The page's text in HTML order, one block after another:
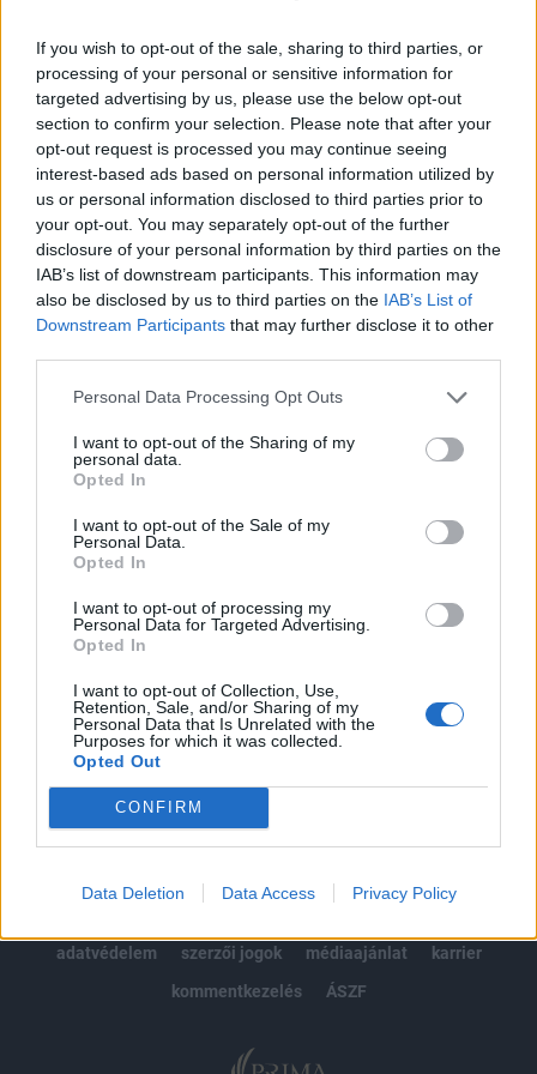
If you wish to opt-out of the sale, sharing to third parties, or
processing of your personal or sensitive information for
targeted advertising by us, please use the below opt-out
section to confirm your selection. Please note that after your
opt-out request is processed you may continue seeing
interest-based ads based on personal information utilized by
us or personal information disclosed to third parties prior to
your opt-out. You may separately opt-out of the further
disclosure of your personal information by third parties on the
IAB’s list of downstream participants. This information may
also be disclosed by us to third parties on the IAB’s List of
Downstream Participants that may further disclose it to other
Personal Data Processing Opt Outs
I want to opt-out of the Sharing of my
personal data.
Opted In
I want to opt-out of the Sale of my
Personal Data.
Opted In
I want to opt-out of processing my
Personal Data for Targeted Advertising.
Opted In
I want to opt-out of Collection, Use,
Retention, Sale, and/or Sharing of my
Personal Data that Is Unrelated with the
Purposes for which it was collected.
Opted Out
CONFIRM
Data Deletion Data Access Privacy Policy
Trump a Fehér Házban, egy kínai útja előtt nyilatkozott az
újságíróknak. Az elnök szerint az ukrajnai háború vége
"nagyon közelinek" tűnik. Kijelentései egybecsengenek
Vlagyimir Putyin orosz elnök szombati nyilatkozatával, aki
szintén a konfliktus mielőbbi lezárásának lehetőségéről
beszélt. Oroszország és Ukrajna összesen 2000 hadifogoly
cseréjéről állapodott meg...
KEDVES OLVASÓNK!
regisztrációhoz kötött.
Az előfizetés a következőket tartalmazza:
Portfolio.hu teljes cikkarchívum
kötéslistái
Előfizetés
MÁR ELŐFIZETŐNK VAGY?BEJELENTKEZÉS
adatvédelem
szerzői jogok médiaajánlat
karrier
kommentkezelés
ÁSZF